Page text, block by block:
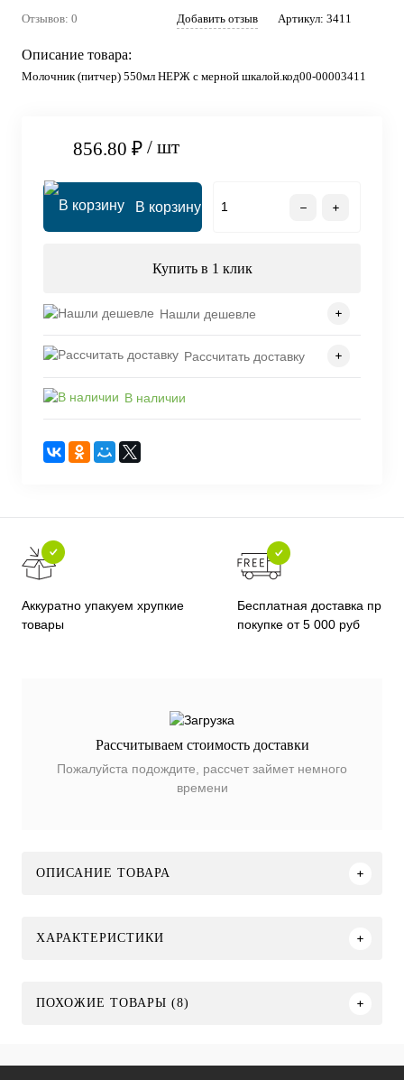
Отзывов: 0 Добавить отзыв Артикул: 3411
Описание товара:
Молочник (питчер) 550мл НЕРЖ с мерной шкалой.код00-00003411
856.80 ₽ / шт
В корзину
Купить в 1 клик
Нашли дешевле
Рассчитать доставку
В наличии
Аккуратно упакуем хрупкие
товары
Бесплатная доставка при
покупке от 5 000 руб
Рассчитываем стоимость доставки
Пожалуйста подождите, рассчет займет немного
времени
ОПИСАНИЕ ТОВАРА
ХАРАКТЕРИСТИКИ
ПОХОЖИЕ ТОВАРЫ (8)